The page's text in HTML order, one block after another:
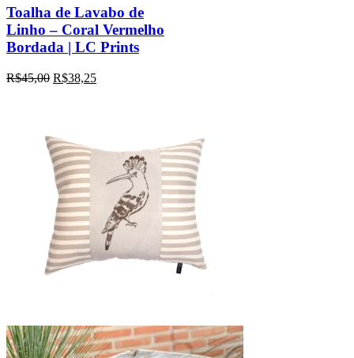
Toalha de Lavabo de
Linho – Coral Vermelho
Bordada | LC Prints
R$45,00 R$38,25